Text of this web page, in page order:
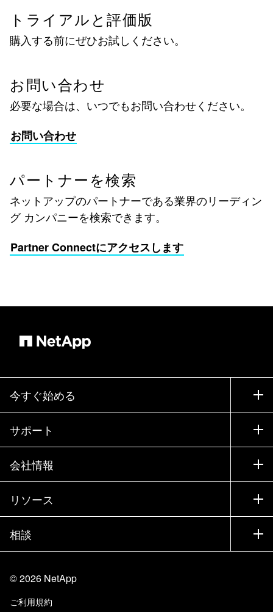
トライアルと評価版
購入する前にぜひお試しください。
お問い合わせ
必要な場合は、いつでもお問い合わせください。
お問い合わせ
パートナーを検索
ネットアップのパートナーである業界のリーディン
グ カンパニーを検索できます。
Partner Connectにアクセスします
今すぐ始める
購入方法
営業チームへのお問い合わせ
パートナーを検索
エグゼクティブ ブリーフィング
製品A-Z
サポート
サポート
トレーニング
ドキュメント
ナレッジ ベース
コミュニティ
知識の習得
会社情報
会社情報
パートナー
採用情報
Trust Center
責任と持続可能性
リソース
ニュースルーム
イベント
ブログ
カスタマー エクスペリエンス
相談
当サイトに関するフィードバック
アクセシビリティ
©2026 NetApp
ご利用規約